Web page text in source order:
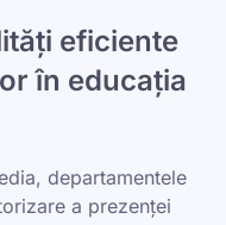
eficiente
în educația
departamentele
a prezenței